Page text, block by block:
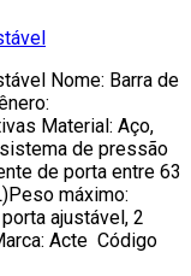
Nome: Barra de
Material: Aço,
de pressão
de porta entre 63
máximo:
ajustável, 2
Acte Código